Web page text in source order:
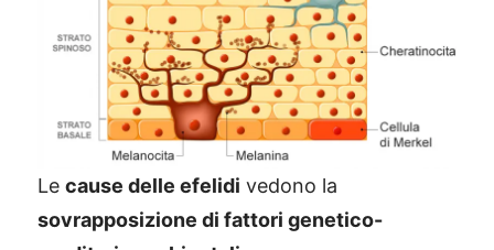
Le cause delle efelidi vedono la
sovrapposizione di fattori genetico-